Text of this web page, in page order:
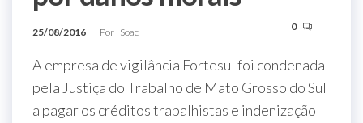
25/08/2016 Por Soac 0
A empresa de vigilância Fortesul foi condenada
pela Justiça do Trabalho de Mato Grosso do Sul
a pagar os créditos trabalhistas e indenização